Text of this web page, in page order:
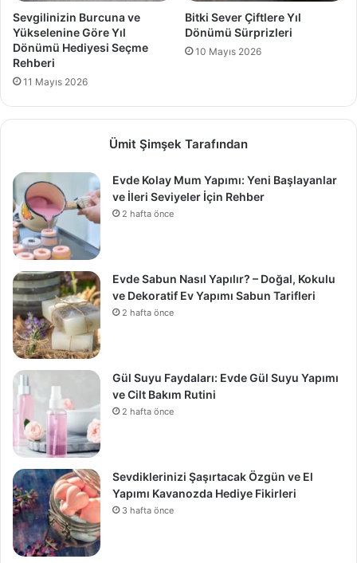
Sevgilinizin Burcuna ve
Yükselenine Göre Yıl
Dönümü Hediyesi Seçme
Rehberi
11 Mayıs 2026
Bitki Sever Çiftlere Yıl
Dönümü Sürprizleri
10 Mayıs 2026
Ümit Şimşek Tarafından
Evde Kolay Mum Yapımı: Yeni Başlayanlar
ve İleri Seviyeler İçin Rehber
2 hafta önce
Evde Sabun Nasıl Yapılır? – Doğal, Kokulu
ve Dekoratif Ev Yapımı Sabun Tarifleri
2 hafta önce
Gül Suyu Faydaları: Evde Gül Suyu Yapımı
ve Cilt Bakım Rutini
2 hafta önce
Sevdiklerinizi Şaşırtacak Özgün ve El
Yapımı Kavanozda Hediye Fikirleri
3 hafta önce